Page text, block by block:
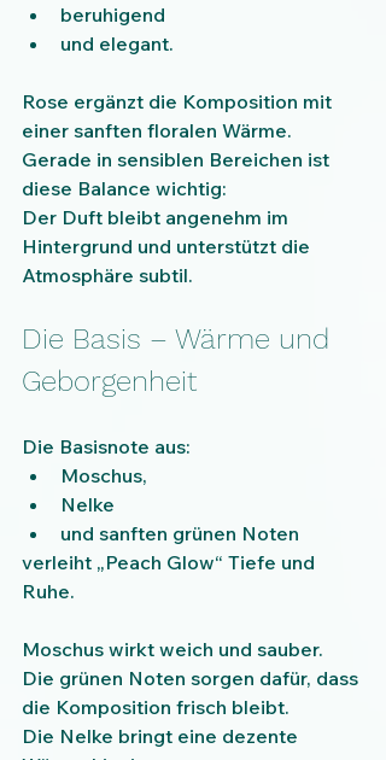
beruhigend
und elegant.
Rose ergänzt die Komposition mit
einer sanften floralen Wärme.
Gerade in sensiblen Bereichen ist
diese Balance wichtig:
Der Duft bleibt angenehm im
Hintergrund und unterstützt die
Atmosphäre subtil.
Die Basis – Wärme und
Geborgenheit
Die Basisnote aus:
Moschus,
Nelke
und sanften grünen Noten
verleiht „Peach Glow“ Tiefe und
Ruhe.
Moschus wirkt weich und sauber.
Die grünen Noten sorgen dafür, dass
die Komposition frisch bleibt.
Die Nelke bringt eine dezente